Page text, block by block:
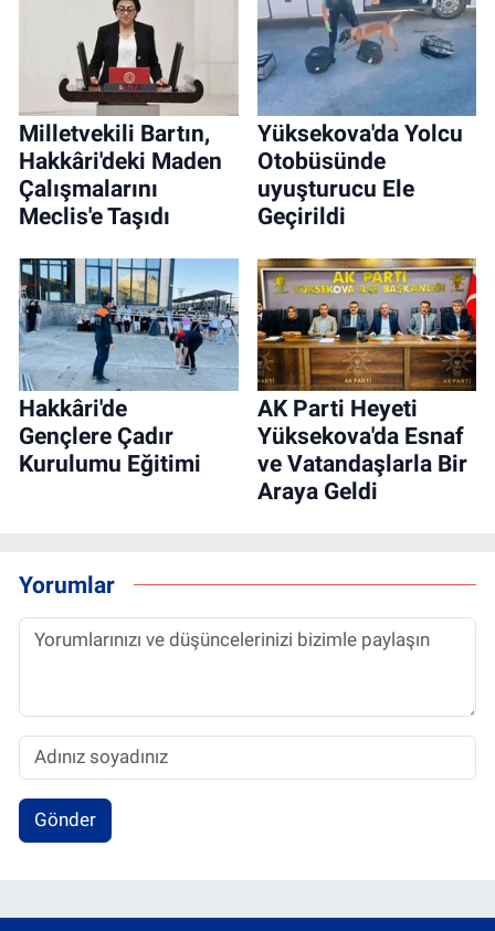
Milletvekili Bartın,
Hakkâri'deki Maden
Çalışmalarını
Meclis'e Taşıdı
Yüksekova'da Yolcu
Otobüsünde
uyuşturucu Ele
Geçirildi
Hakkâri'de
Gençlere Çadır
Kurulumu Eğitimi
AK Parti Heyeti
Yüksekova'da Esnaf
ve Vatandaşlarla Bir
Araya Geldi
Yorumlar
Gönder